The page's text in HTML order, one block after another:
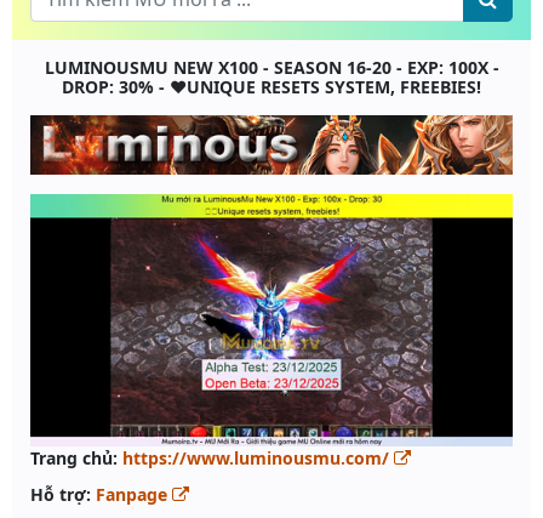
LUMINOUSMU NEW X100 - SEASON 16-20 - EXP: 100X -
DROP: 30% - ❤️UNIQUE RESETS SYSTEM, FREEBIES!
Trang chủ: https://www.luminousmu.com/
Hỗ trợ: Fanpage